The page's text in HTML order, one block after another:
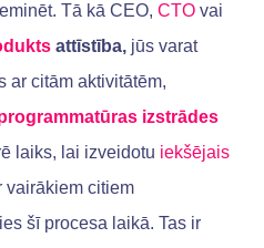
Tā kā CEO, CTO vai
attīstība, jūs varat
ar citām aktivitātēm,
izstrādes
laiks, lai izveidotu iekšējais
vairākiem citiem
šī procesa laikā. Tas ir